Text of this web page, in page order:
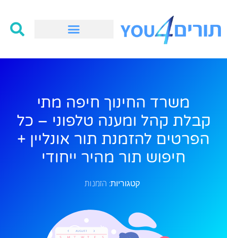
משרד החינוך חיפה מתי
קבלת קהל ומענה טלפוני – כל
הפרטים להזמנת תור אונליין +
חיפוש תור מהיר ייחודי
קטגוריות: הזמנות